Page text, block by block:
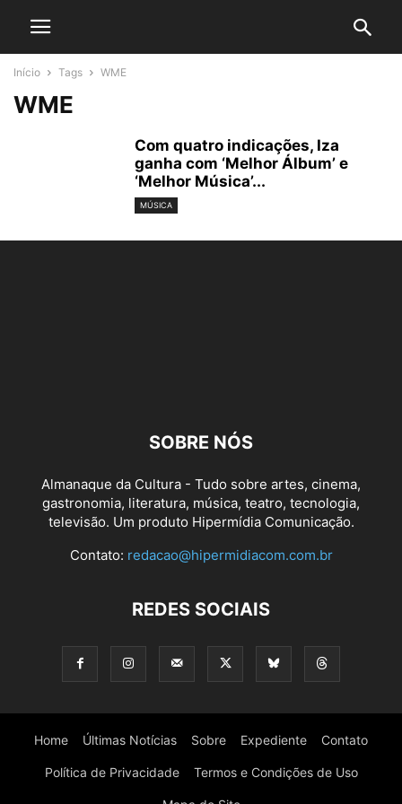
Início Tags WME
WME
Com quatro indicações, Iza
ganha com ‘Melhor Álbum’ e
‘Melhor Música’...
MÚSICA
SOBRE NÓS
Almanaque da Cultura - Tudo sobre artes, cinema,
gastronomia, literatura, música, teatro, tecnologia,
televisão. Um produto Hipermídia Comunicação.
Contato: redacao@hipermidiacom.com.br
REDES SOCIAIS
Home Últimas Notícias Sobre Expediente Contato
Política de Privacidade Termos e Condições de Uso